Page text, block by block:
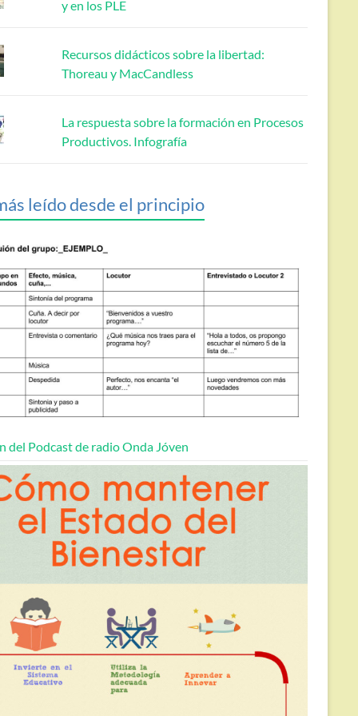
y en los PLE
Recursos didácticos sobre la libertad:
Thoreau y MacCandless
La respuesta sobre la formación en Procesos
Productivos. Infografía
leído desde el principio
del Podcast de radio Onda Jóven